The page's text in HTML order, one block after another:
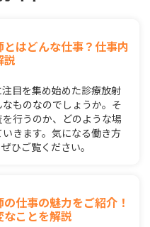
はどんな仕事？仕事内
説
目を集め始めた診療放射
ものなのでしょうか。そ
行うのか、どのような場
きます。気になる働き方
ひご覧ください。
仕事の魅力をご紹介！
ことを解説